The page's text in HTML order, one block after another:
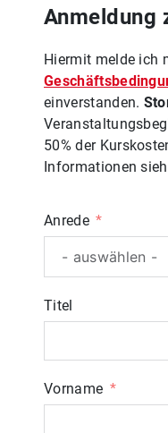
Anmeldung
Hiermit melde ich
einverstanden.
50% der
Informationen
Anrede
Titel
Vorname